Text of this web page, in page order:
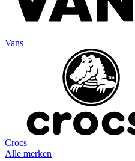
Vans
Crocs
Alle merken